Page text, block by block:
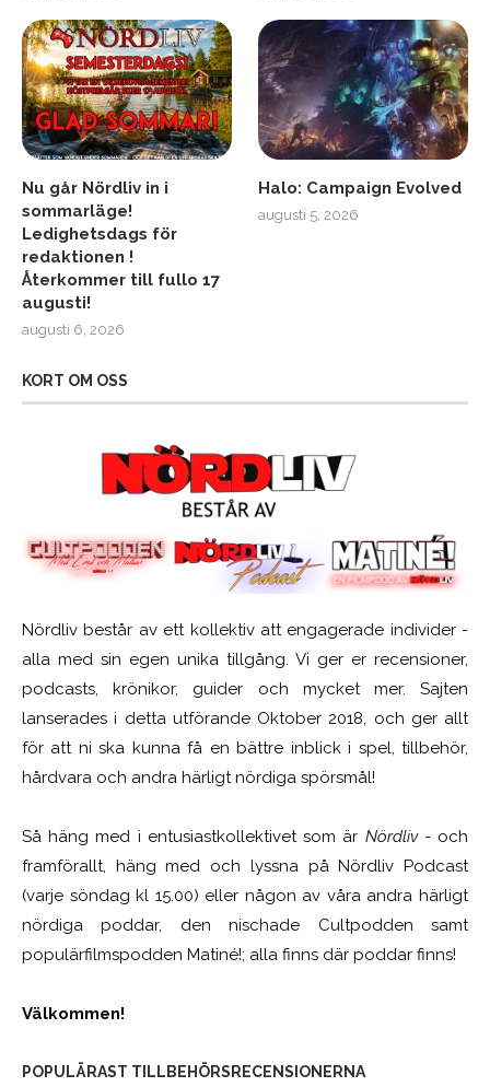
Nu går Nördliv in i
sommarläge!
Ledighetsdags för
redaktionen !
Återkommer till fullo 17
augusti!
augusti 6, 2026
Halo: Campaign Evolved
augusti 5, 2026
KORT OM OSS
Nördliv består av ett kollektiv att engagerade individer -
alla med sin egen unika tillgång. Vi ger er recensioner,
podcasts, krönikor, guider och mycket mer. Sajten
lanserades i detta utförande Oktober 2018, och ger allt
för att ni ska kunna få en bättre inblick i spel, tillbehör,
hårdvara och andra härligt nördiga spörsmål!
Så häng med i entusiastkollektivet som är Nördliv- och
framförallt, häng med och lyssna på Nördliv Podcast
(varje söndag kl 15.00) eller någon av våra andra härligt
nördiga poddar, den nischade Cultpodden samt
populärfilmspodden Matiné!; alla finns där poddar finns!
Välkommen!
POPULÄRAST TILLBEHÖRSRECENSIONERNA